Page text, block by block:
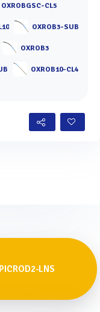
OXROBGSC-CL5
OXROB3-SUB
OXROB3
OXROB10-CL4
LNS